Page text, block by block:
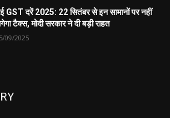
GST दरें 2025: 22 सितंबर से इन सामानों पर नहीं
टैक्स, मोदी सरकार ने दी बड़ी राहत
09/2025